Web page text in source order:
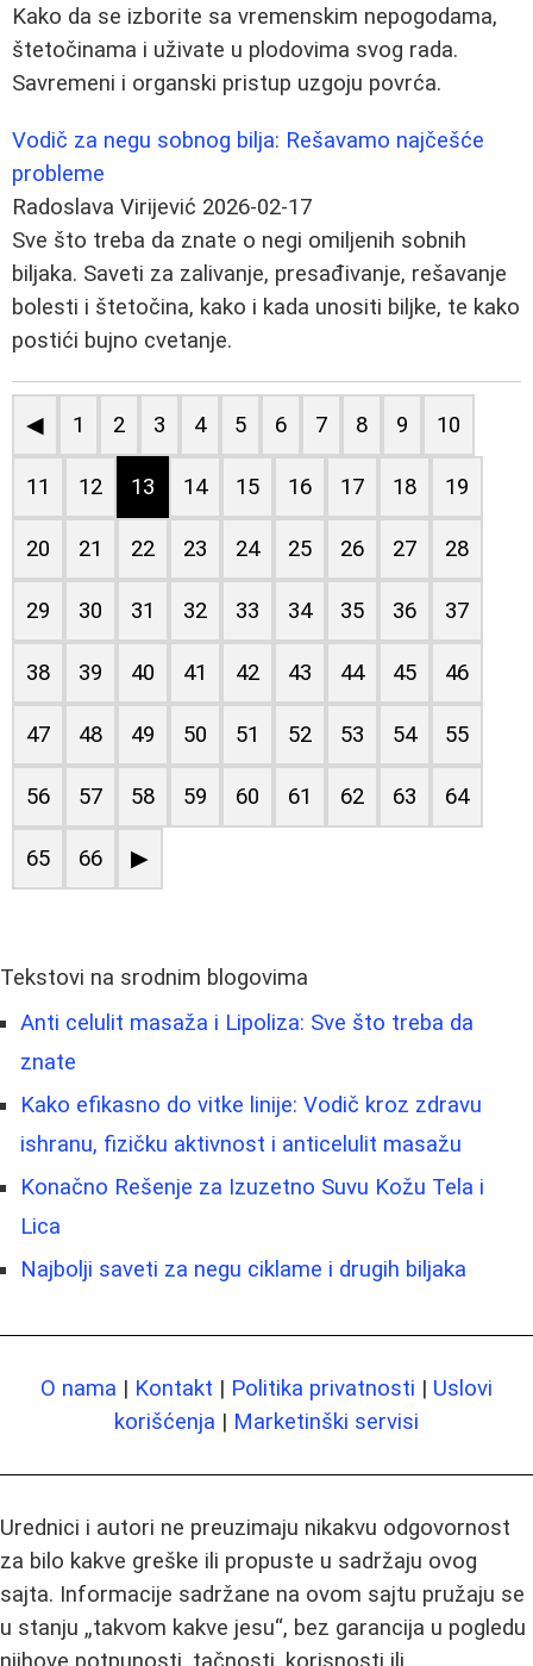
Kako da se izborite sa vremenskim nepogodama,
štetočinama i uživate u plodovima svog rada.
Savremeni i organski pristup uzgoju povrća.
Vodič za negu sobnog bilja: Rešavamo najčešće
probleme
Radoslava Virijević 2026-02-17
Sve što treba da znate o negi omiljenih sobnih
biljaka. Saveti za zalivanje, presađivanje, rešavanje
bolesti i štetočina, kako i kada unositi biljke, te kako
postići bujno cvetanje.
◀ 1 2 3 4 5 6 7 8 9 10
11 12 13 14 15 16 17 18 19
20 21 22 23 24 25 26 27 28
29 30 31 32 33 34 35 36 37
38 39 40 41 42 43 44 45 46
47 48 49 50 51 52 53 54 55
56 57 58 59 60 61 62 63 64
65 66 ▶
Tekstovi na srodnim blogovima
Anti celulit masaža i Lipoliza: Sve što treba da
znate
Kako efikasno do vitke linije: Vodič kroz zdravu
ishranu, fizičku aktivnost i anticelulit masažu
Konačno Rešenje za Izuzetno Suvu Kožu Tela i
Lica
Najbolji saveti za negu ciklame i drugih biljaka
O nama | Kontakt | Politika privatnosti | Uslovi
korišćenja | Marketinški servisi
Urednici i autori ne preuzimaju nikakvu odgovornost
za bilo kakve greške ili propuste u sadržaju ovog
sajta. Informacije sadržane na ovom sajtu pružaju se
u stanju „takvom kakve jesu“, bez garancija u pogledu